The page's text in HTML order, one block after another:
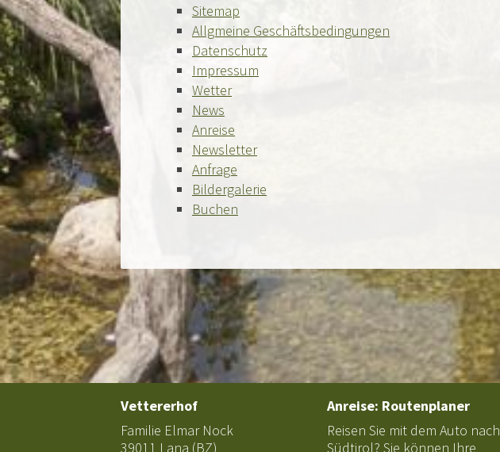
Sitemap
Allgmeine Geschäftsbedingungen
Datenschutz
Impressum
Wetter
News
Anreise
Newsletter
Anfrage
Bildergalerie
Buchen
Vettererhof
Familie Elmar Nock
39011 Lana (BZ)
Anreise: Routenplaner
Reisen Sie mit dem Auto nach
Südtirol? Sie können Ihre